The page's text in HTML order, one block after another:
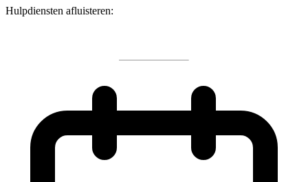
Hulpdiensten afluisteren: